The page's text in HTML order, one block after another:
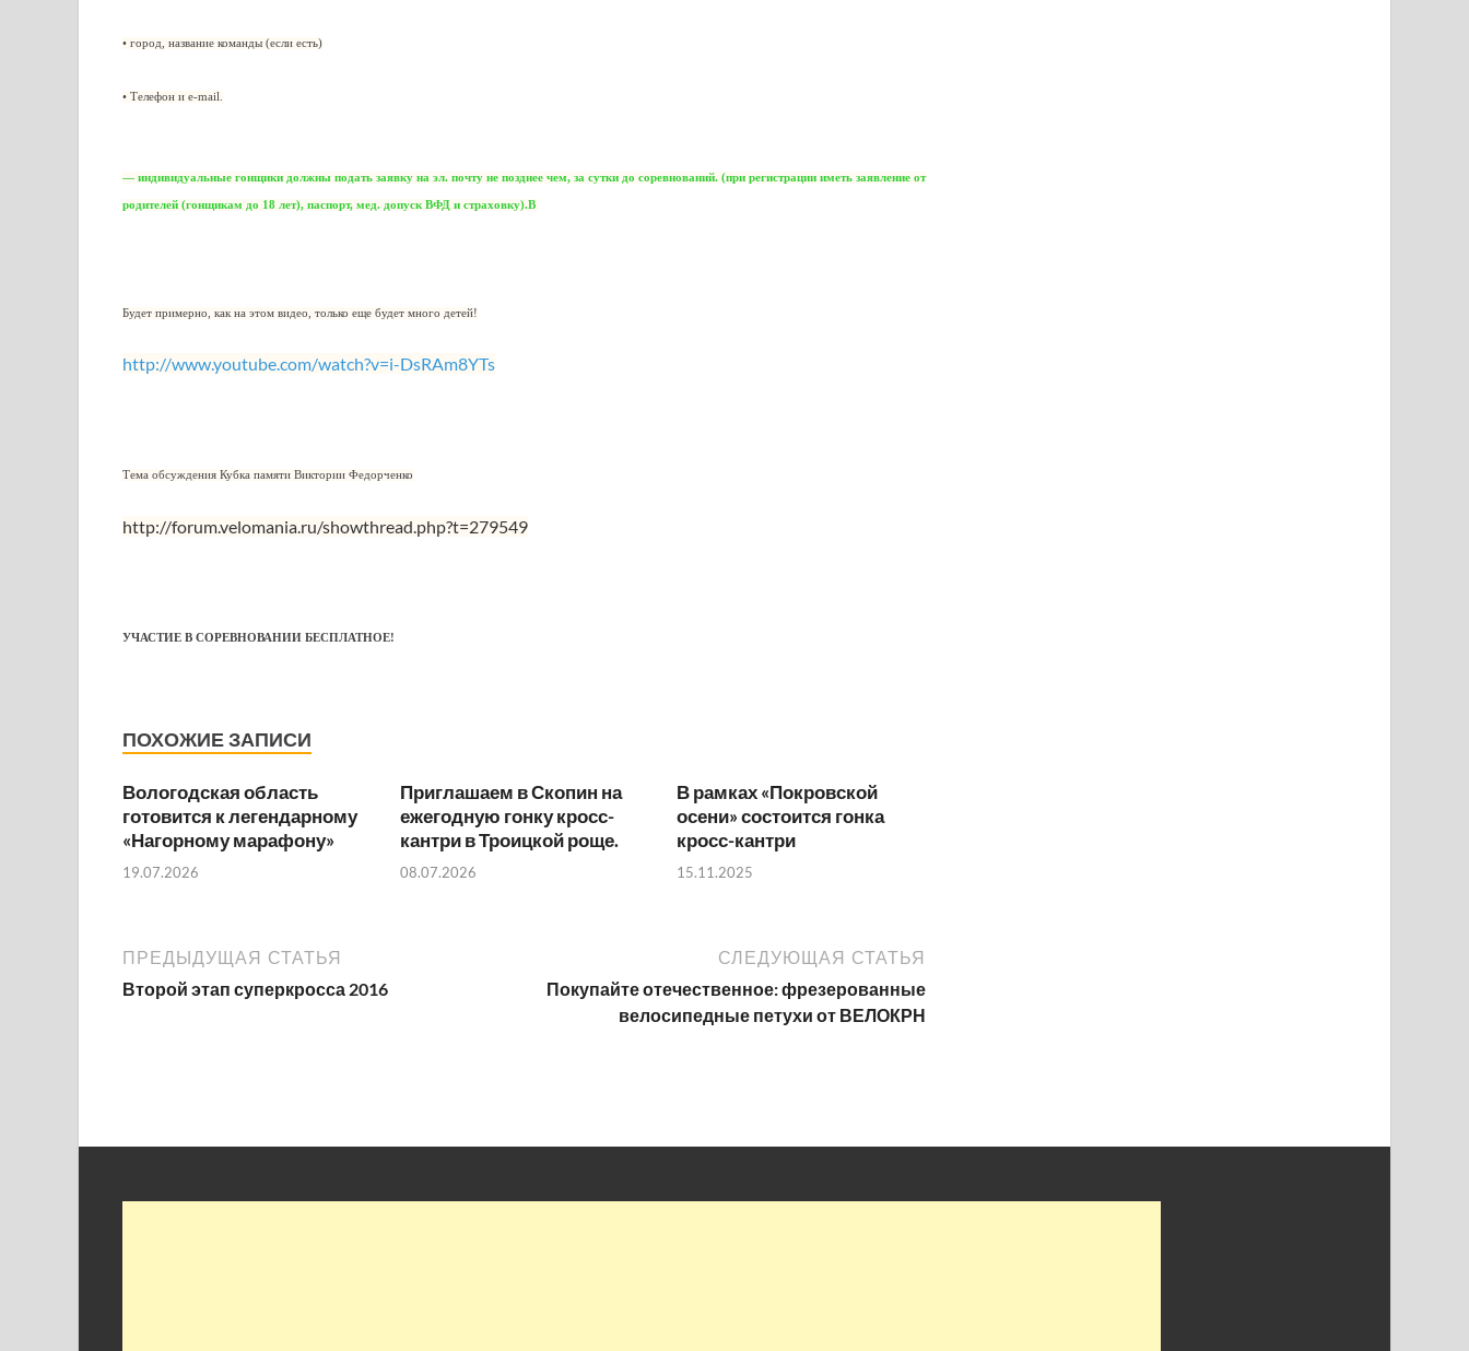
• город, название команды (если есть)
• Телефон и e-mail.
— индивидуальные гонщики должны подать заявку на эл. почту не позднее чем, за сутки до соревнований. (при регистрации иметь заявление от
родителей (гонщикам до 18 лет), паспорт, мед. допуск ВФД и страховку).В
Будет примерно, как на этом видео, только еще будет много детей!
http://www.youtube.com/watch?v=i-DsRAm8YTs
Тема обсуждения Кубка памяти Виктории Федорченко
http://forum.velomania.ru/showthread.php?t=279549
УЧАСТИЕ В СОРЕВНОВАНИИ БЕСПЛАТНОЕ!
ПОХОЖИЕ ЗАПИСИ
Вологодская область
готовится к легендарному
«Нагорному марафону»
19.07.2026
Приглашаем в Скопин на
ежегодную гонку кросс-
кантри в Троицкой роще.
08.07.2026
В рамках «Покровской
осени» состоится гонка
кросс-кантри
15.11.2025
ПРЕДЫДУЩАЯ СТАТЬЯ
Второй этап суперкросса 2016
СЛЕДУЮЩАЯ СТАТЬЯ
Покупайте отечественное: фрезерованные
велосипедные петухи от ВЕЛОКРН